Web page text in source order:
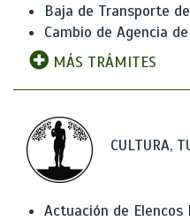
Baja de Transporte
Cambio de Agencia
MÁS TRÁMITES
CULTURA,
Actuación de